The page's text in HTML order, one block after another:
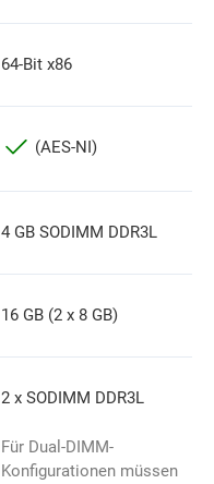
64-Bit x86
(AES-NI)
4 GB SODIMM DDR3L
16 GB (2 x 8 GB)
2 x SODIMM DDR3L
Für Dual-DIMM-
Konfigurationen müssen